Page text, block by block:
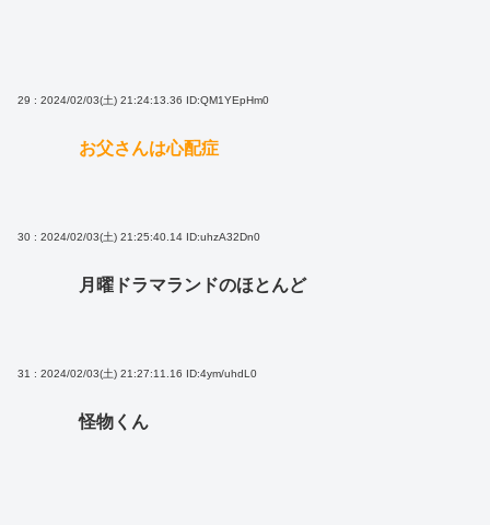
29 : 2024/02/03(土) 21:24:13.36 ID:QM1YEpHm0
お父さんは心配症
30 : 2024/02/03(土) 21:25:40.14 ID:uhzA32Dn0
月曜ドラマランドのほとんど
31 : 2024/02/03(土) 21:27:11.16 ID:4ym/uhdL0
怪物くん